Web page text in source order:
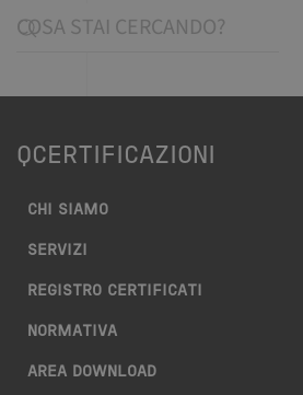
QCERTIFICAZIONI
CHI SIAMO
SERVIZI
REGISTRO CERTIFICATI
NORMATIVA
AREA DOWNLOAD